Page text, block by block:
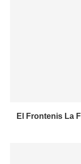
El Frontenis La